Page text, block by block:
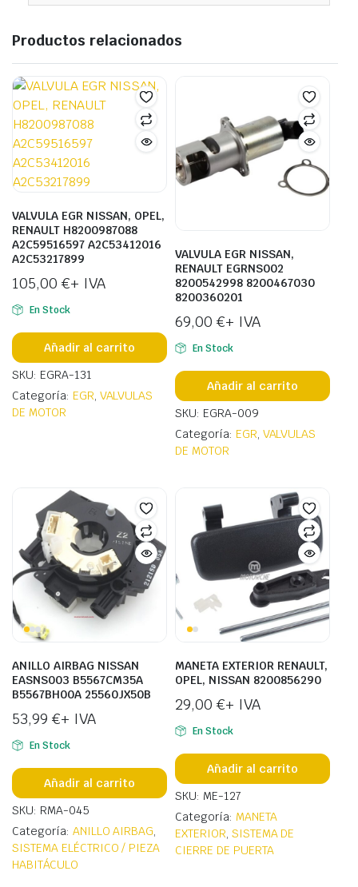
Productos relacionados
VALVULA EGR NISSAN, OPEL,
RENAULT H8200987088
A2C59516597 A2C53412016
A2C53217899
105,00 €+ IVA
En Stock
Añadir al carrito
SKU: EGRA-131
Categoría: EGR, VALVULAS
DE MOTOR
VALVULA EGR NISSAN,
RENAULT EGRNS002
8200542998 8200467030
8200360201
69,00 €+ IVA
En Stock
Añadir al carrito
SKU: EGRA-009
Categoría: EGR, VALVULAS
DE MOTOR
ANILLO AIRBAG NISSAN
EASNS003 B5567CM35A
B5567BH00A 25560JX50B
53,99 €+ IVA
En Stock
Añadir al carrito
SKU: RMA-045
Categoría: ANILLO AIRBAG,
SISTEMA ELÉCTRICO / PIEZA
HABITÁCULO
MANETA EXTERIOR RENAULT,
OPEL, NISSAN 8200856290
29,00 €+ IVA
En Stock
Añadir al carrito
SKU: ME-127
Categoría: MANETA
EXTERIOR, SISTEMA DE
CIERRE DE PUERTA